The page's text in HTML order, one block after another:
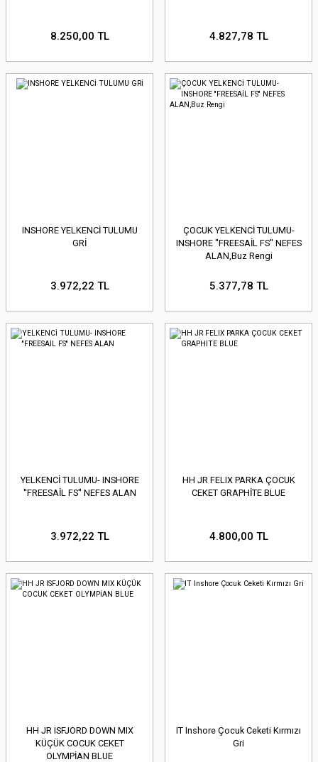
8.250,00 TL 4.827,78 TL
INSHORE YELKENCİ TULUMU
GRİ
3.972,22 TL
ÇOCUK YELKENCİ TULUMU-
INSHORE ''FREESAİL FS'' NEFES
ALAN,Buz Rengi
5.377,78 TL
YELKENCİ TULUMU- INSHORE
''FREESAİL FS'' NEFES ALAN
3.972,22 TL
HH JR FELIX PARKA ÇOCUK
CEKET GRAPHİTE BLUE
4.800,00 TL
HH JR ISFJORD DOWN MIX
KÜÇÜK COCUK CEKET
OLYMPİAN BLUE
IT Inshore Çocuk Ceketi Kırmızı
Gri